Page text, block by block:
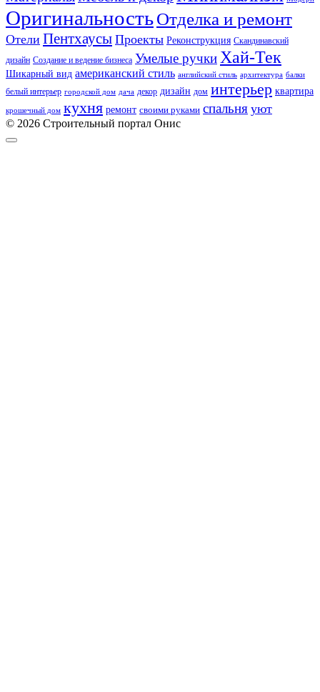
ОригинальностьОтделка и ремонт
Отели Пентхаусы Проекты Реконструкция Скандинавский
дизайн Создание и ведение бизнеса Умелые ручки Хай-Тек
Шикарный вид американский стиль английский стиль архитектура балки
белый интерьер городской дом дача декор дизайн дом интерьер квартира
крошечный дом кухня ремонт своими руками спальня уют
© 2026 Строительный портал Онис